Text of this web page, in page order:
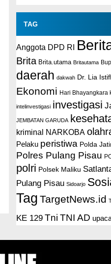
TAG
Anggota DPD RI
Brita Brita.utama Britautama
daerah dakwah Dr. Lia
Ekonomi Hari Bhayangkara
intelinvestigasi investigasi
JEMBATAN GARUDA
kriminal NARKOBA
Pelaku peristiwa Polda
Polres Pulang Pisau
polri Polsek Maliku
Pulang Pisau Sidoarjo
Tag TargetNews.id
KE 129 Tni TNI AD